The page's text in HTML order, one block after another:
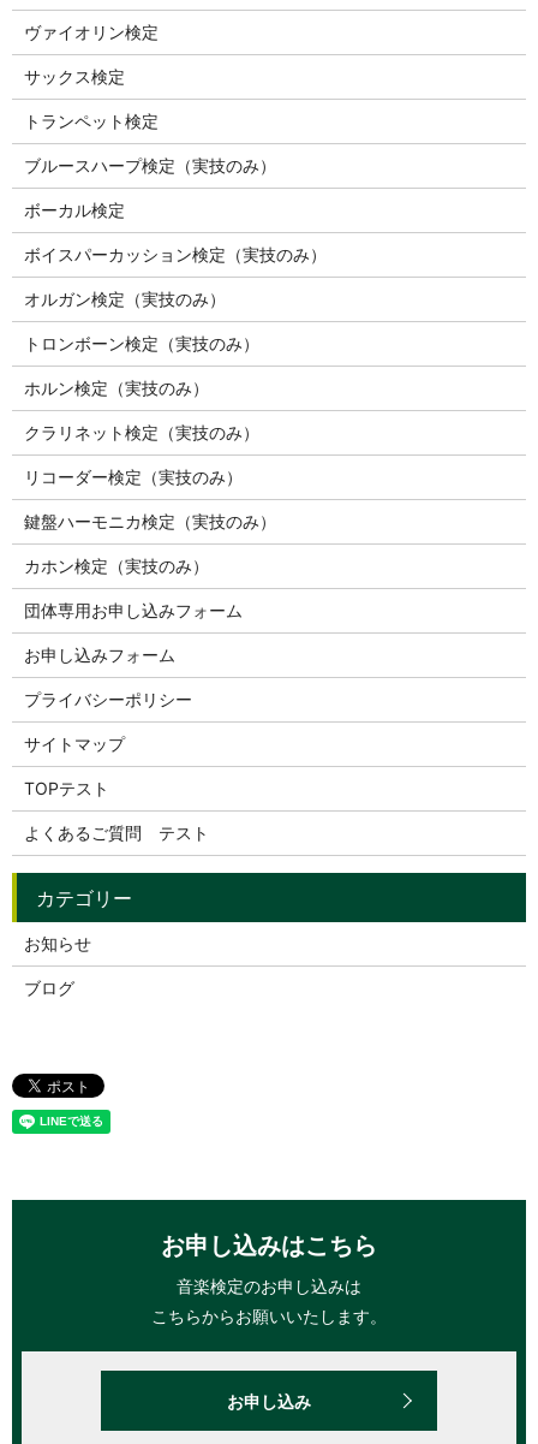
ヴァイオリン検定
サックス検定
トランペット検定
ブルースハープ検定（実技のみ）
ボーカル検定
ボイスパーカッション検定（実技のみ）
オルガン検定（実技のみ）
トロンボーン検定（実技のみ）
ホルン検定（実技のみ）
クラリネット検定（実技のみ）
リコーダー検定（実技のみ）
鍵盤ハーモニカ検定（実技のみ）
カホン検定（実技のみ）
団体専用お申し込みフォーム
お申し込みフォーム
プライバシーポリシー
サイトマップ
TOPテスト
よくあるご質問 テスト
お知らせ
ブログ
お申し込みはこちら
音楽検定のお申し込みは
こちらからお願いいたします。
お申し込み